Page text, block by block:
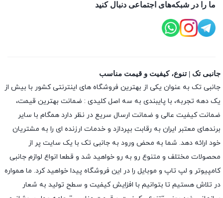
ما را در شبکه‌های اجتماعی دنبال کنید
جانبی تک | تنوع، کیفیت و قیمت مناسب
جانبی تک به عنوان یکی از بهترین فروشگاه های اینترنتی کشور با بیش از
یک دهه تجربه، با پایبندی به سه اصل کلیدی : ضمانت بهترین قیمت،
ضمانت کیفیت عالی و ضمانت ارسال سریع در نظر دارد همگام با سایر
برندهای معتبر ایران به رقابت بپردازد و خدمات ارزنده ای را به مشتریان
خود ارائه دهد. شما به محض ورود به جانبی تک با یک سایت پر از
محصولات مختلف و متنوع رو به رو خواهید شد و قطعا انواع لوازم جانبی
کامپیوتر و لپ تاپ و موبایل را در این فروشگاه پیدا خواهید کرد. ما همواره
در تلاش هستیم تا بتوانیم با افزایش کیفیت و سطح تولید به شعار